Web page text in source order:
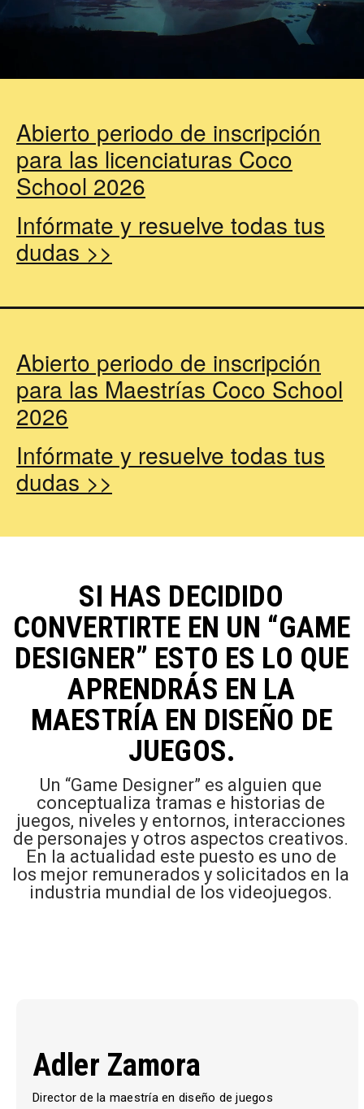
Abierto periodo de inscripción
para las licenciaturas Coco
School 2026
Infórmate y resuelve todas tus
dudas >>
Abierto periodo de inscripción
para las Maestrías Coco School
2026
Infórmate y resuelve todas tus
dudas >>
SI HAS DECIDIDO
CONVERTIRTE EN UN “GAME
DESIGNER” ESTO ES LO QUE
APRENDRÁS EN LA
MAESTRÍA EN DISEÑO DE
JUEGOS.
Un “Game Designer” es alguien que
conceptualiza tramas e historias de
juegos, niveles y entornos, interacciones
de personajes y otros aspectos creativos.
En la actualidad este puesto es uno de
los mejor remunerados y solicitados en la
industria mundial de los videojuegos.
Adler Zamora
Director de la maestría en diseño de juegos